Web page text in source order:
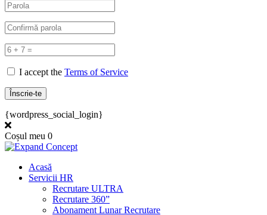
I accept the Terms of Service
{wordpress_social_login}
Coșul meu 0
Acasă
Servicii HR
Recrutare ULTRA
Recrutare 360”
Abonament Lunar Recrutare